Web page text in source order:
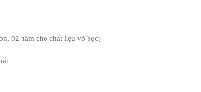
02 năm cho chất liệu vỏ bọc)